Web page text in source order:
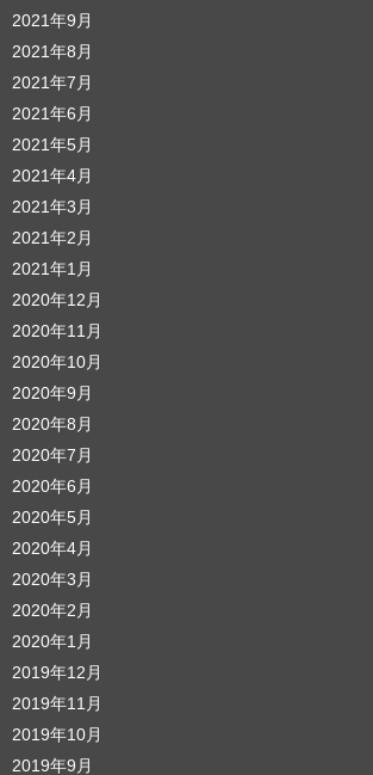
2021年9月
2021年8月
2021年7月
2021年6月
2021年5月
2021年4月
2021年3月
2021年2月
2021年1月
2020年12月
2020年11月
2020年10月
2020年9月
2020年8月
2020年7月
2020年6月
2020年5月
2020年4月
2020年3月
2020年2月
2020年1月
2019年12月
2019年11月
2019年10月
2019年9月